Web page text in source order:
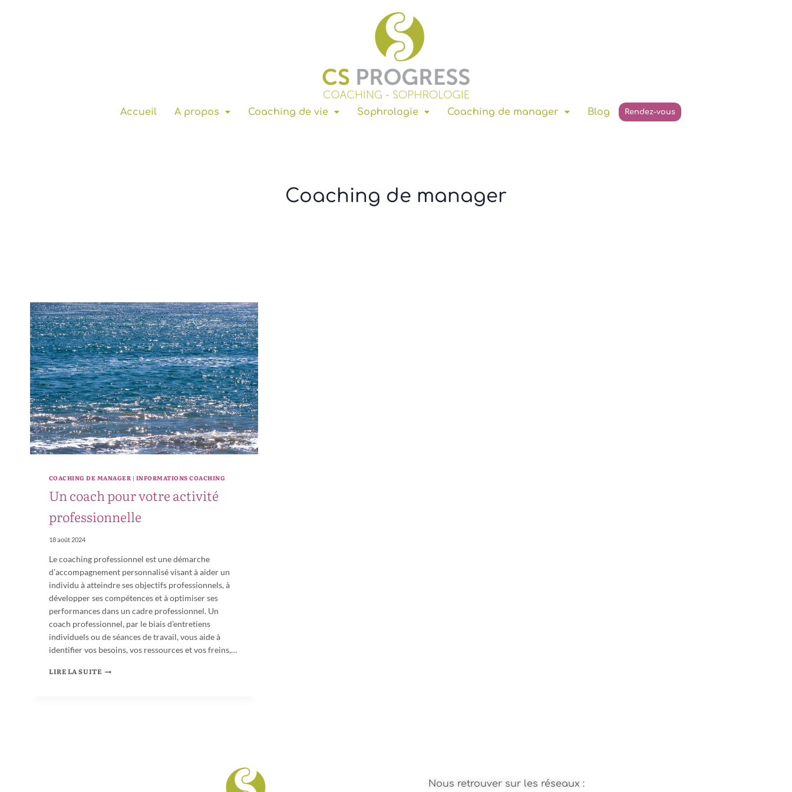
Accueil A propos Coaching de vie Sophrologie Coaching de manager Blog Rendez-vous
Coaching de manager
COACHING DE MANAGER | INFORMATIONS COACHING
Un coach pour votre activité
professionnelle
18 août 2024
Le coaching professionnel est une démarche
d’accompagnement personnalisé visant à aider un
individu à atteindre ses objectifs professionnels, à
développer ses compétences et à optimiser ses
performances dans un cadre professionnel. Un
coach professionnel, par le biais d’entretiens
individuels ou de séances de travail, vous aide à
identifier vos besoins, vos ressources et vos freins,…
LIRE LA SUITE
Nous retrouver sur les réseaux :